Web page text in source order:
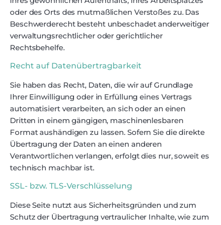
oder des Orts des mutmaßlichen Verstoßes zu. Das
Beschwerderecht besteht unbeschadet anderweitiger
verwaltungsrechtlicher oder gerichtlicher
Rechtsbehelfe.
Recht auf Daten­übertrag­barkeit
Sie haben das Recht, Daten, die wir auf Grundlage
Ihrer Einwilligung oder in Erfüllung eines Vertrags
automatisiert verarbeiten, an sich oder an einen
Dritten in einem gängigen, maschinenlesbaren
Format aushändigen zu lassen. Sofern Sie die direkte
Übertragung der Daten an einen anderen
Verantwortlichen verlangen, erfolgt dies nur, soweit es
technisch machbar ist.
SSL- bzw. TLS-Verschlüsselung
Diese Seite nutzt aus Sicherheitsgründen und zum
Schutz der Übertragung vertraulicher Inhalte, wie zum